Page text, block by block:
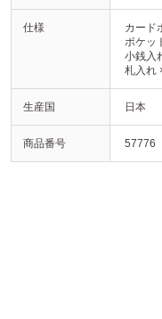
仕様
カード
ポケッ
小銭入
札入れ
生産国 日本
商品番号 57776